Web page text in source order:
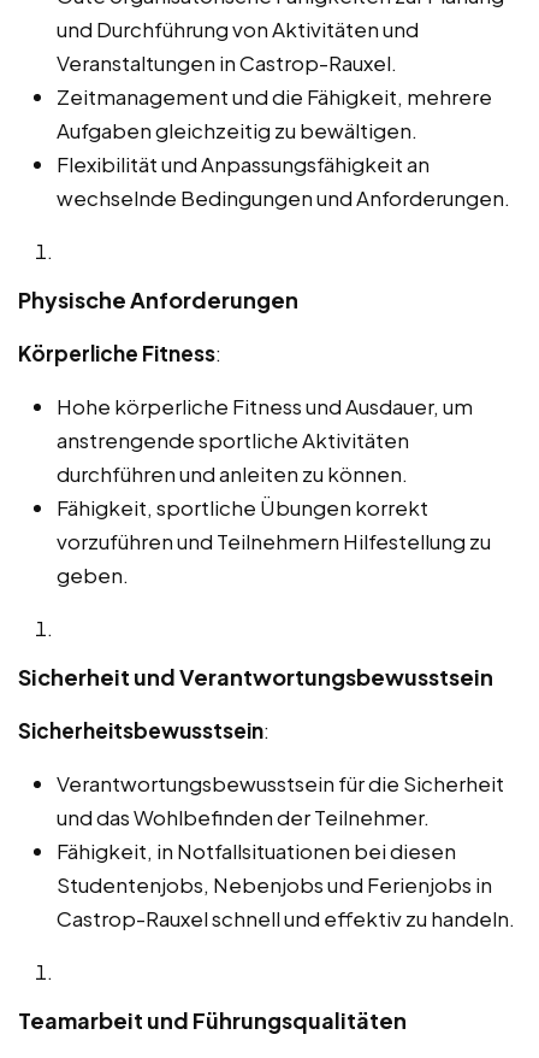
und Durchführung von Aktivitäten und
Veranstaltungen in Castrop-Rauxel.
Zeitmanagement und die Fähigkeit, mehrere
Aufgaben gleichzeitig zu bewältigen.
Flexibilität und Anpassungsfähigkeit an
wechselnde Bedingungen und Anforderungen.
Physische Anforderungen
Körperliche Fitness:
Hohe körperliche Fitness und Ausdauer, um
anstrengende sportliche Aktivitäten
durchführen und anleiten zu können.
Fähigkeit, sportliche Übungen korrekt
vorzuführen und Teilnehmern Hilfestellung zu
geben.
Sicherheit und Verantwortungsbewusstsein
Sicherheitsbewusstsein:
Verantwortungsbewusstsein für die Sicherheit
und das Wohlbefinden der Teilnehmer.
Fähigkeit, in Notfallsituationen bei diesen
Studentenjobs, Nebenjobs und Ferienjobs in
Castrop-Rauxel schnell und effektiv zu handeln.
Teamarbeit und Führungsqualitäten